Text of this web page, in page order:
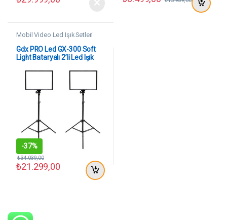
Mobil Video Led Işık Setleri
Gdx PRO Led GX-300 Soft
Light Bataryalı 2’li Led Işık
-37%
₺21.299,00
₺34.039,00